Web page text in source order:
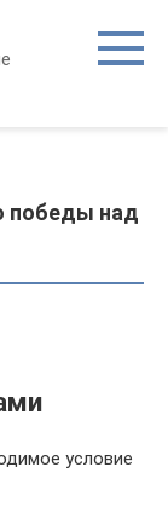
победы над
условие